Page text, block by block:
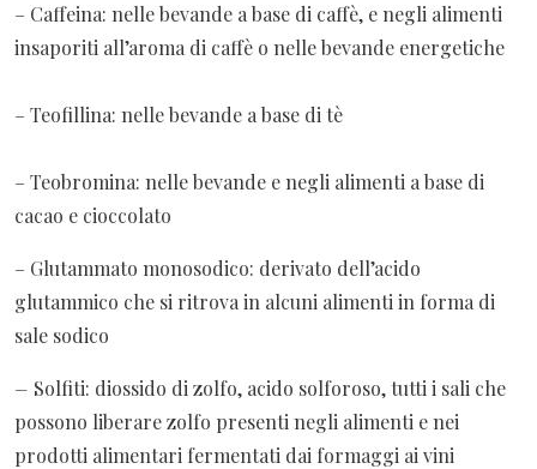
– Caffeina: nelle bevande a base di caffè, e negli alimenti
insaporiti all’aroma di caffè o nelle bevande energetiche
– Teofillina: nelle bevande a base di tè
– Teobromina: nelle bevande e negli alimenti a base di
cacao e cioccolato
– Glutammato monosodico: derivato dell’acido
glutammico che si ritrova in alcuni alimenti in forma di
sale sodico
– Solfiti: diossido di zolfo, acido solforoso, tutti i sali che
possono liberare zolfo presenti negli alimenti e nei
prodotti alimentari fermentati dai formaggi ai vini